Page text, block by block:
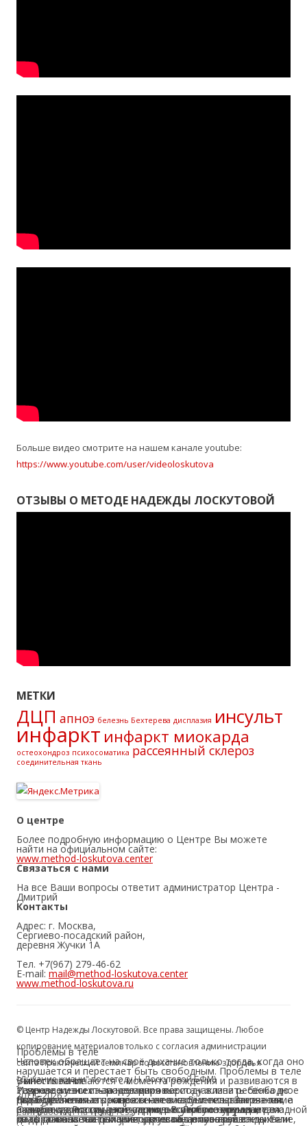
Выпестывание
Издревле у всех народов мира периоду жизни ребёнка до
года уделяется огромное значение. Выпестывание – так
называли в России этот период. В первую очередь, сама
мать должна знать и уметь восстанавливать свое дитя.
Проблемы в теле
Человек обращает на своё дыхание только тогда, когда оно
нарушается и перестает быть свободным. Проблемы в теле
у многих начинаются с момента рождения и развиваются в
течение жизни из-за неумения восстанавливать свободное
дыхание и снимать напряжение в своём теле. Загрязнение
воздуха, стрессовые ситуации, отсутствие времени для
отдыха и восстановления нарушают и сковывают дыхание,
Свобода тела
Освобождение грудной клетки вокалистов улучшает
диафрагмальное дыхание, речевой, голосовой и
Равновесие и есть наше здоровье
Все болезненные процессы - это нарушение равновесия, а
равновесие и есть наше здоровье. Любое нарушение в одной
из составных частей приводит к общему нарушению. Если
Больше видео смотрите на нашем канале youtube:
https://www.youtube.com/user/videoloskutova
ОТЗЫВЫ О МЕТОДЕ НАДЕЖДЫ ЛОСКУТОВОЙ
МЕТКИ
ДЦП апноэ белезнь Бехтерева дисплазия инсульт
инфаркт инфаркт миокарда
остеохондроз психосоматика рассеянный склероз
соединительная ткань
О центре
Более подробную информацию о Центре Вы можете
найти на официальном сайте:
www.method-loskutova.center
Связаться с нами
На все Ваши вопросы ответит администратор Центра -
Дмитрий
Контакты
Адрес: г. Москва,
Сергиево-посадский район,
деревня Жучки 1А
Тел. +7(967) 279-46-62
E-mail: mail@method-loskutova.center
www.method-loskutova.ru
© Центр Надежды Лоскутовой. Все права защищены. Любое
копирование материалов только с согласия администрации
сайта Практический семинар по восстановлению здоровья
"Дыхание жизни" по методу Н. Лоскутовой БФМ)
2011 - 2026
Сайт работает на WordPress